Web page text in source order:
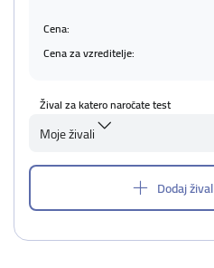
Cena:
Cena za vzreditelje:
Žival za katero naročate test
Moje živali
Dodaj žival